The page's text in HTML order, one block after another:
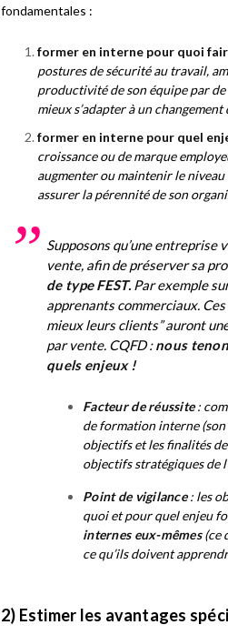
fondamentales :
former en interne pour quoi
postures de sécurité au travail,
productivité de son équipe par
mieux s’adapter à un changement
former en interne pour quel
croissance ou de marque
augmenter ou maintenir le
assurer la pérennité de son
Supposons qu’une
vente, afin de préserver sa
de type FEST. Par exemple
apprenants commerciaux.
mieux leurs clients”auront
par vente. CQFD :nous
quels enjeux !
Facteur de réussite:
de formation interne (son
objectifs et les finalités
objectifs stratégiques de
Point de vigilance: les
quoietpour quel enjeu
internes eux-mêmes(ce
ce qu’ils doivent
2) Estimer les avantages